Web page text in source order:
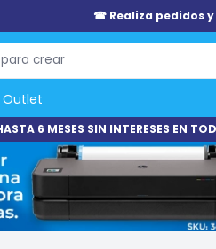
☎ Realiza pedidos
Outlet
6 MESES SIN INTERESES EN